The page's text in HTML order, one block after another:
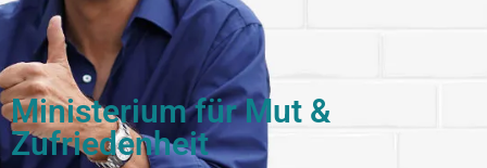
Ministerium für Mut &
Zufriedenheit